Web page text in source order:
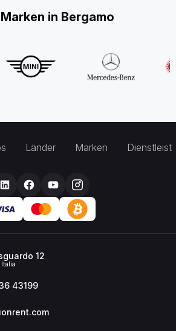
in Bergamo
Länder Marken
12
Italia
43199